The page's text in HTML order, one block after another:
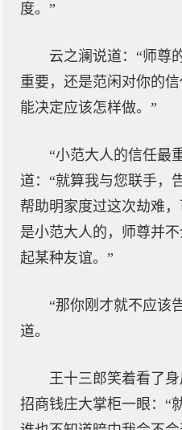
度。”
云之澜说道：“师尊
重要，还是范闲对你的
能决定应该怎样做。”
“小范大人的信任最
道：“就算我与您联手，
帮助明家度过这次劫难
是小范大人的，师尊并
起某种友谊。”
“那你刚才就不应该
道。
王十三郎笑着看了
招商钱庄大掌柜一眼：“